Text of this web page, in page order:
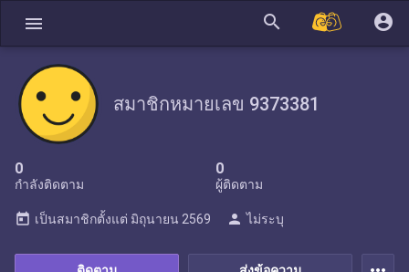
menu search account_circle
สมาชิกหมายเลข 9373381
0
กำลังติดตาม
0
ผู้ติดตาม
today เป็นสมาชิกตั้งแต่ มิถุนายน 2569 person ไม่ระบุ